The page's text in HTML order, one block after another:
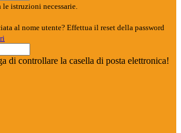
istruzioni necessarie.
al nome utente? Effettua il reset della password
di controllare la casella di posta elettronica!